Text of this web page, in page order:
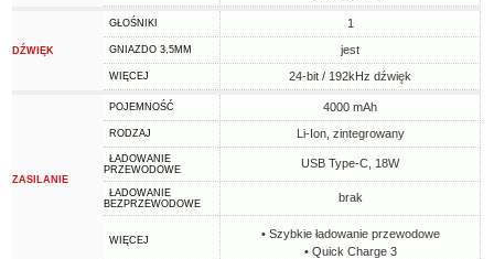
DŹWIĘK
GŁOŚNIKI 1
GNIAZDO 3,5MM jest
WIĘCEJ 24-bit / 192kHz dźwięk
ZASILANIE
POJEMNOŚĆ 4000 mAh
RODZAJ Li-Ion, zintegrowany
ŁADOWANIE
PRZEWODOWE
USB Type-C, 18W
ŁADOWANIE
BEZPRZEWODOWE
brak
WIĘCEJ
• Szybkie ładowanie przewodowe
• Quick Charge 3